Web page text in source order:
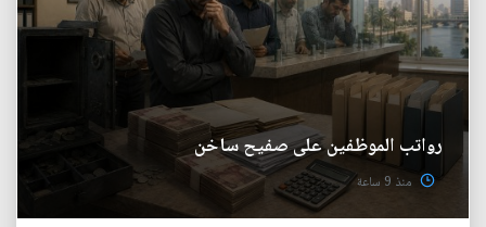
رواتب الموظفين على صفيح ساخن
منذ 9 ساعة